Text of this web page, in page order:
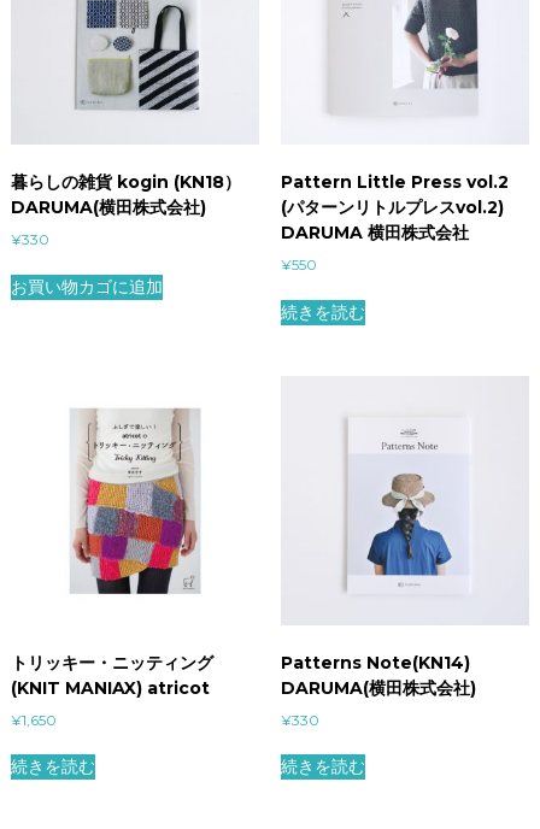
暮らしの雑貨 kogin (KN18）
DARUMA(横田株式会社)
¥330
お買い物カゴに追加
Pattern Little Press vol.2
(パターンリトルプレスvol.2)
DARUMA 横田株式会社
¥550
続きを読む
トリッキー・ニッティング
(KNIT MANIAX) atricot
¥1,650
続きを読む
Patterns Note(KN14)
DARUMA(横田株式会社)
¥330
続きを読む